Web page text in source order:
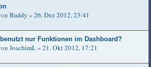
Baddy « 26. Dez 2012, 23:41
nur Funktionen im Dashboard?
JoachimL « 21. Okt 2012, 17:21